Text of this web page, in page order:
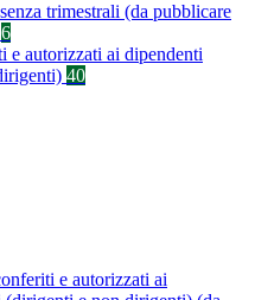
trimestrali (da pubblicare
6
e autorizzati ai dipendenti
40
e autorizzati ai